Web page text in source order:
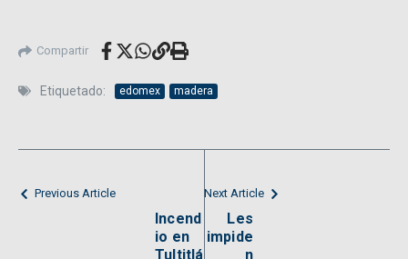
Compartir
Etiquetado: edomex madera
Previous Article
Incend
io en
Tultitlá
Next Article
Les
impide
n